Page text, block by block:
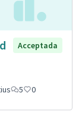
Acceptada
5 0